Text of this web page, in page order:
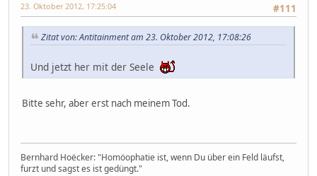
#111
23. Oktober 2012, 17:25:04
Zitat von: Antitainment am 23. Oktober 2012, 17:08:26
Und jetzt her mit der Seele
Bitte sehr, aber erst nach meinem Tod.
Bernhard Hoëcker: "Homöophatie ist, wenn Du über ein Feld läufst,
furzt und sagst es ist gedüngt."